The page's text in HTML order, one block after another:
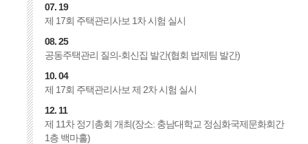
07. 19
제 17회 주택관리사보 1차 시험 실시
08. 25
공동주택관리 질의-회신집 발간(협회 법제팀 발간)
10. 04
제 17회 주택관리사보 제 2차 시험 실시
12. 11
제 11차 정기총회 개최(장소: 충남대학교 정심화국제문화회간
1층 백마홀)